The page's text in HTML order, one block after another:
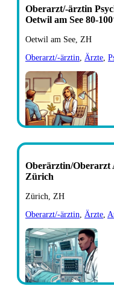
Oberarzt/-ärztin
Oetwil am See 80-
Oetwil am See, ZH
Oberarzt/-ärztin
Ärzte
Oberärztin/Oberarzt
Zürich
Zürich, ZH
Oberarzt/-ärztin
Ärzte